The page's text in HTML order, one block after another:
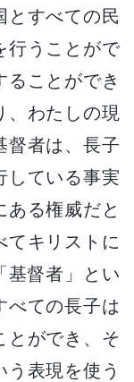
とすべての民
行うことがで
ることができ
、わたしの現
督者は、長子
している事実
る権威だと
てキリストに
督者」とい
べての長子は
とができ、そ
表現を使う